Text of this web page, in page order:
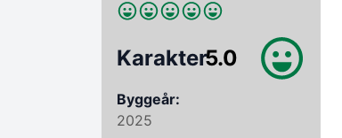
Karakter5.0
Byggeår:
2025